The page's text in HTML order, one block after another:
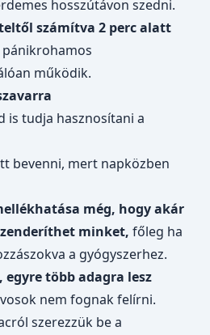
hosszútávon szedni.
számítva 2 perc alatt
pánikrohamos
működik.
is tudja hasznosítani a
bevenni, mert napközben
még, hogy akár
minket, főleg ha
a gyógyszerhez.
egyre több adagra lesz
nem fognak felírni.
szerezzük be a